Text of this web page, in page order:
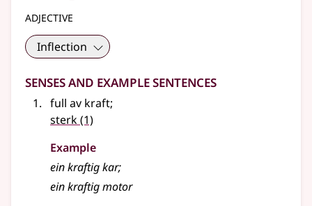
adjective
Inflection
Senses and Example Sentences
full av kraft;
sterk(1)
Example
ein kraftig kar;
ein kraftig motor